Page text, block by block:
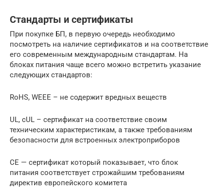
Стандарты и сертификаты
При покупке БП, в первую очередь необходимо
посмотреть на наличие сертификатов и на соответствие
его современным международным стандартам. На
блоках питания чаще всего можно встретить указание
следующих стандартов:
RoHS, WEEE – не содержит вредных веществ
UL, cUL – сертификат на соответствие своим
техническим характеристикам, а также требованиям
безопасности для встроенных электроприборов
CE — сертификат который показывает, что блок
питания соответствует строжайшим требованиям
директив европейского комитета